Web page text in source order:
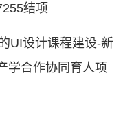
结项
UI设计课程建设-新
学合作协同育人项